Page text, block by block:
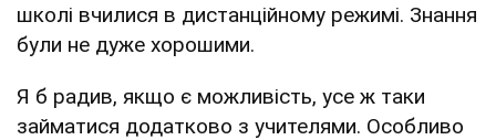
школі вчилися в дистанційному режимі. Знання
були не дуже хорошими.
Я б радив, якщо є можливість, усе ж таки
займатися додатково з учителями. Особливо